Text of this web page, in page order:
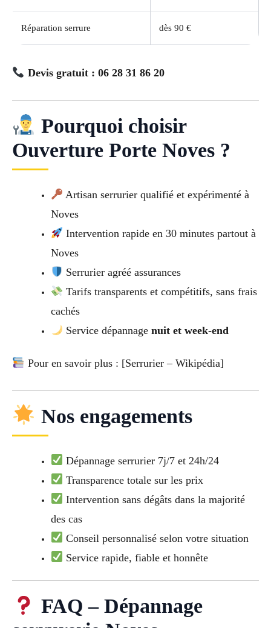
Réparation serrure dès 90 €
Devis gratuit : 06 28 31 86 20
Pourquoi choisir
Ouverture Porte Noves ?
Artisan serrurier qualifié et expérimenté à
Noves
Intervention rapide en 30 minutes partout à
Noves
Serrurier agréé assurances
Tarifs transparents et compétitifs, sans frais
cachés
Service dépannagenuit et week-end
Pour en savoir plus : [Serrurier – Wikipédia]
Nos engagements
Dépannage serrurier 7j/7 et 24h/24
Transparence totale sur les prix
Intervention sans dégâts dans la majorité
des cas
Conseil personnalisé selon votre situation
Service rapide, fiable et honnête
FAQ – Dépannage